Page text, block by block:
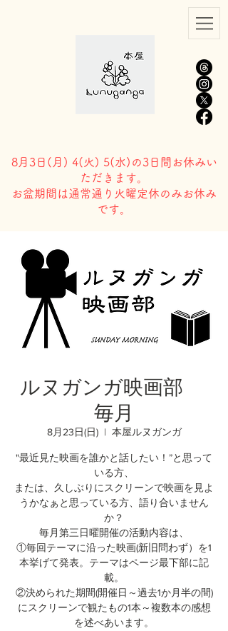
8月3日( 月) 4(火) 5(水)の3日間お休みい
ただきます。
​お盆期間は通常通り火曜定休のみお休み
です。
ルヌガンガ映画部
毎月
8月23日(日)
  |
本屋ルヌガンガ
"最近見た映画を誰かと話したい！”と思って
いる方、
または、久しぶりにスクリーンで映画を見よ
うかなぁと思っている方、語り合いません
か？
毎月第三日曜開催の活動内容は、
①毎回テーマに沿った映画(新旧問わず）を1
本挙げて発表。テーマはページ最下部に記
載。
②決められた期間(開催日～過去1か月半の間)
にスクリーンで観たもの1本～複数本の感想
を述べあいます。